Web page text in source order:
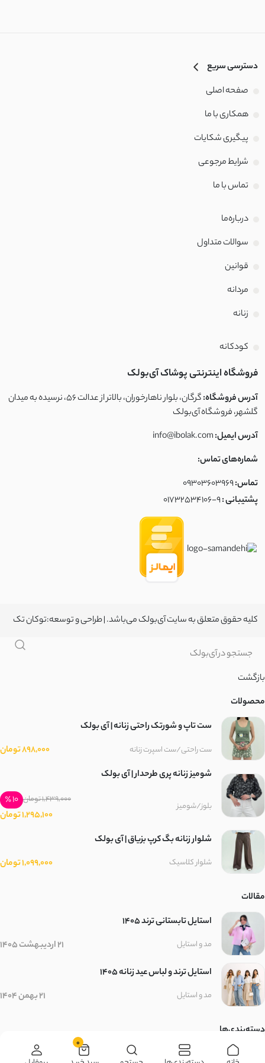
دسترسی سریع
صفحه اصلی
همکاری با ما
پیگیری شکایات
شرایط مرجوعی
تماس با‌ ما
درباره‌ما
سوالات متداول
قوانین
مردانه
زنانه
کودکانه
فروشگاه اینترنتی پوشاک آی‌بولک
آدرس فروشگاه:
گرگان، بلوار ناهارخوران، بالاتر از عدالت ۵۶، نرسیده به میدان
گلشهر، فروشگاه آی‌بولک
آدرس ایمیل:info@ibolak.com
شماره‌های تماس:
تماس:09303603969
پشتیبانی :01732534106-9
کلیه حقوق متعلق به سایت آی‌بولک می‌باشد. | طراحی و توسعه:توکان تک
0
بازگشت
محصولات
ست تاپ و شورتک راحتی زنانه | آی بولک
ست راحتی/ست اسپرت زنانه
898,000 تومان
شومیز زنانه پری طرحدار | آی بولک
بلوز/شومیز
1,439,000 تومان
10 ٪
1,295,100 تومان
شلوار زنانه بگ کرپ بزیاق | آی بولک
شلوار کلاسیک 1,099,000 تومان
مقالات
استایل تابستانی ترند ۱۴۰۵
مد و استایل
21 اردیبهشت 1405
استایل ترند و لباس عید زنانه 1405
مد و استایل 21 بهمن 1404
دسته‌بندی‌ها
مردانه بچگانه سایر محصولات